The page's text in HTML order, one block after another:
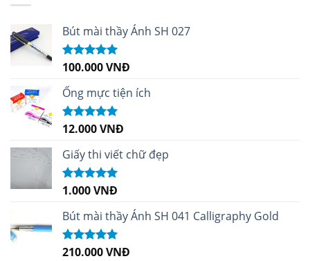
Bút mài thầy Ánh SH 027
Được xếp
sao
100.000VNĐ
Ống mực tiện ích
Được xếp
sao
12.000VNĐ
Giấy thi viết chữ đẹp
Được xếp
sao
1.000VNĐ
Bút mài thầy Ánh SH 041 Calligraphy Gold
Được xếp
210.000VNĐ